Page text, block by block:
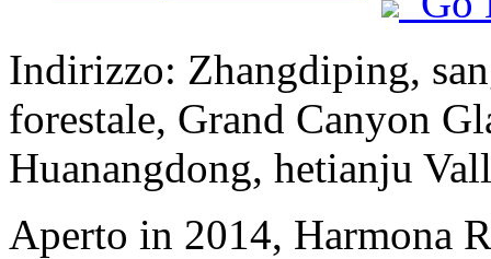
Indirizzo: Zhangdiping,
forestale, Grand Canyon
Huanangdong, hetianju
Aperto in 2014, Harmona